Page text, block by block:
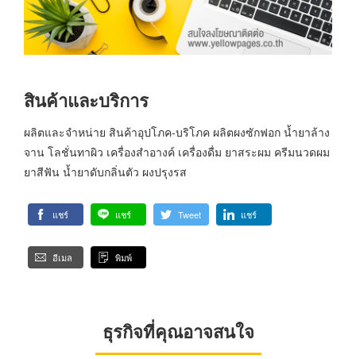
สินค้าและบริการ
ผลิตและจำหน่าย สินค้าอุปโภค-บริโภค ผลิตผงซักฟอก น้ำยาล้าง
จาน โลชั่นทาผิว เครื่องสำอางค์ เครื่องดื่ม ยาสระผม ครีมนวดผม
ยาสีฟัน น้ำยาดับกลิ่นตัว ผงปรุงรส
แชร์ แชร์ Tweet แชร์
อีเมล พิมพ์
ธุรกิจที่คุณอาจสนใจ